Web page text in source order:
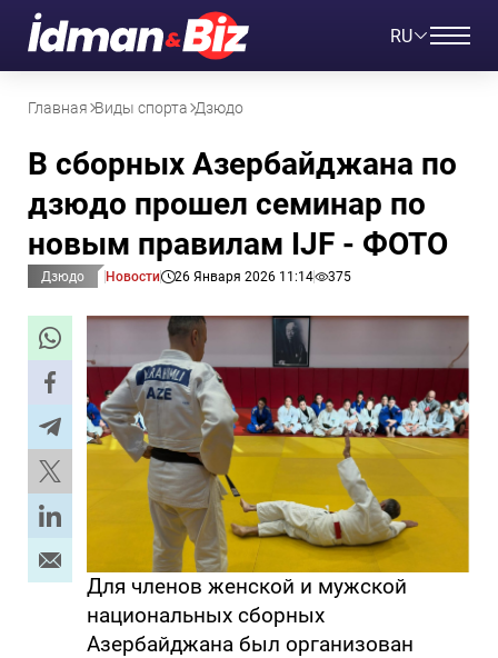
RU
Главная Виды спорта Дзюдо
В сборных Азербайджана по
дзюдо прошел семинар по
новым правилам IJF - ФОТО
Дзюдо Новости 26 Января 2026 11:14 375
Для членов женской и мужской
национальных сборных
Азербайджана был организован